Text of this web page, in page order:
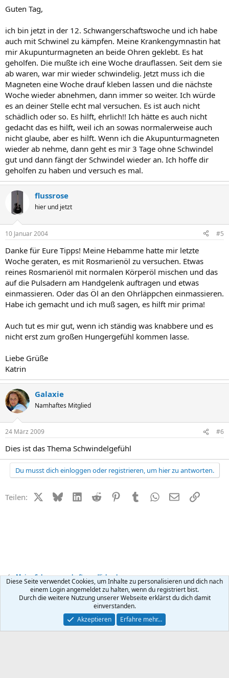
Guten Tag,
ich bin jetzt in der 12. Schwangerschaftswoche und ich habe
auch mit Schwinel zu kämpfen. Meine Krankengymnastin hat
mir Akupunturmagneten an beide Ohren geklebt. Es hat
geholfen. Die mußte ich eine Woche drauflassen. Seit dem sie
ab waren, war mir wieder schwindelig. Jetzt muss ich die
Magneten eine Woche drauf kleben lassen und die nächste
Woche wieder abnehmen, dann immer so weiter. Ich würde
es an deiner Stelle echt mal versuchen. Es ist auch nicht
schädlich oder so. Es hilft, ehrlich!! Ich hätte es auch nicht
gedacht das es hilft, weil ich an sowas normalerweise auch
nicht glaube, aber es hilft. Wenn ich die Akupunturmagneten
wieder ab nehme, dann geht es mir 3 Tage ohne Schwindel
gut und dann fängt der Schwindel wieder an. Ich hoffe dir
geholfen zu haben und versuch es mal.
flussrose
hier und jetzt
10 Januar 2004 #5
Danke für Eure Tipps! Meine Hebamme hatte mir letzte
Woche geraten, es mit Rosmarienöl zu versuchen. Etwas
reines Rosmarienöl mit normalen Körperöl mischen und das
auf die Pulsadern am Handgelenk auftragen und etwas
einmassieren. Oder das Öl an den Ohrläppchen einmassieren.
Habe ich gemacht und ich muß sagen, es hilft mir prima!
Auch tut es mir gut, wenn ich ständig was knabbere und es
nicht erst zum großen Hungergefühl kommen lasse.
Liebe Grüße
Katrin
Galaxie
Namhaftes Mitglied
24 März 2009 #6
Dies ist das Thema Schwindelgefühl
Du musst dich einloggen oder registrieren, um hier zu antworten.
Teilen: X (Twitter)
BlueskyLinkedIn
Reddit PinterestTumblr WhatsApp
E-MailLink
Meine Schwangerschaft - endlich schwanger
Kontakt Nutzungsbedingungen Datenschutz Hilfe
R
Community platform by XenForo ® © 2010-2026 XenForo Ltd.
Diese Seite verwendet Cookies, um Inhalte zu personalisieren und dich nach
einem Login angemeldet zu halten, wenn du registriert bist.
Durch die weitere Nutzung unserer Webseite erklärst du dich damit
einverstanden.
Akzeptieren
Erfahre mehr…